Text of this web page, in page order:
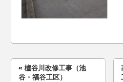
«櫨谷川改修工事（池
谷・福谷工区）